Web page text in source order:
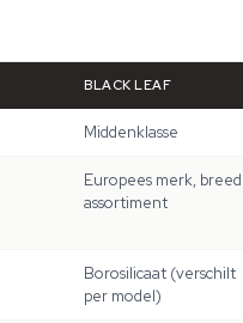
BLACK LEAF
Middenklasse
Europees merk, breed
assortiment
Borosilicaat (verschilt
per model)